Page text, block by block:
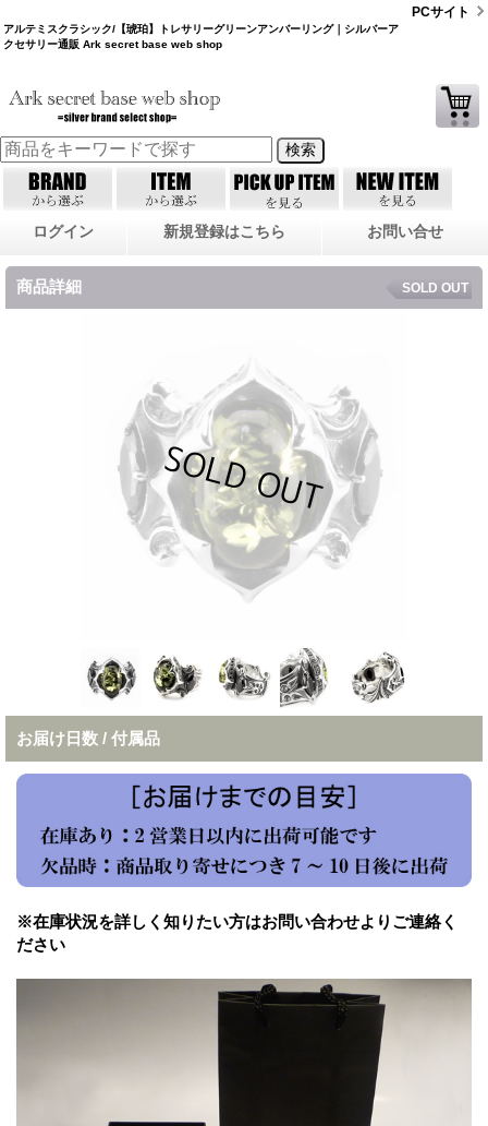
アルテミスクラシック/【琥珀】トレサリーグリーンアンバーリング｜シルバーア
クセサリー通販 Ark secret base web shop
PCサイト
ログイン 新規登録はこちら お問い合せ
商品詳細 SOLD OUT
お届け日数 / 付属品
※在庫状況を詳しく知りたい方はお問い合わせよりご連絡く
ださい